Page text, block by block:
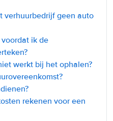
verhuurbedrijf geen auto
ik de
werkt bij het ophalen?
rekenen voor een